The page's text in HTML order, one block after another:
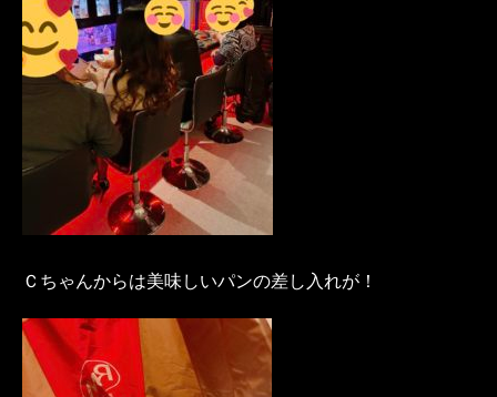
Ｃちゃんからは美味しいパンの差し入れが！